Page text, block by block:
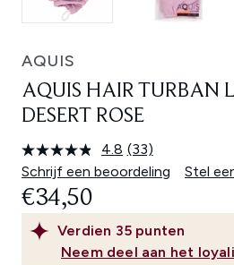
AQUIS
AQUIS HAIR TURBAN
DESERT ROSE
4.8 Lees
33
beoordelingen.
paginalink.
(33)
Schrijf een beoordeling
Stel
Verdien 35 punten
Neem deel aan het
€34,50